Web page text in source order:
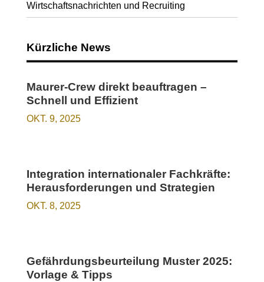
Wirtschaftsnachrichten und Recruiting
Kürzliche News
Maurer-Crew direkt beauftragen –
Schnell und Effizient
OKT. 9, 2025
Integration internationaler Fachkräfte:
Herausforderungen und Strategien
OKT. 8, 2025
Gefährdungsbeurteilung Muster 2025:
Vorlage & Tipps